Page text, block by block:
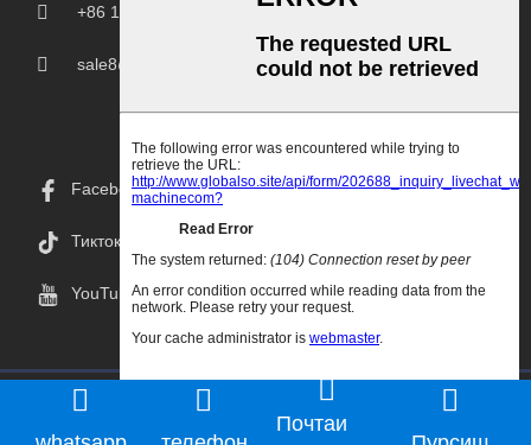
+86 18150207107
sale8@chprintingmachine.com
Facebook
Тикток
YouTube
Copyright © 2024 Goodao.Cn Ҳамаи Ҳуқуқ Маҳфуз Аст
Почтаи